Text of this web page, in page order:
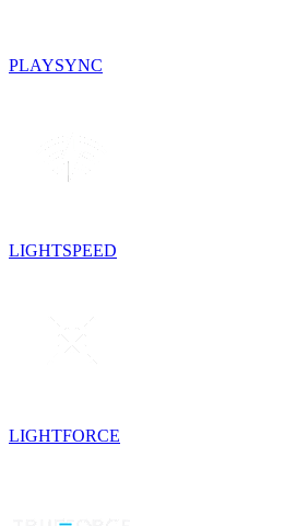
PLAYSYNC
LIGHTSPEED
LIGHTFORCE